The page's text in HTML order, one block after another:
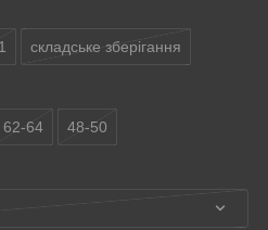
складське зберігання
62-64 48-50